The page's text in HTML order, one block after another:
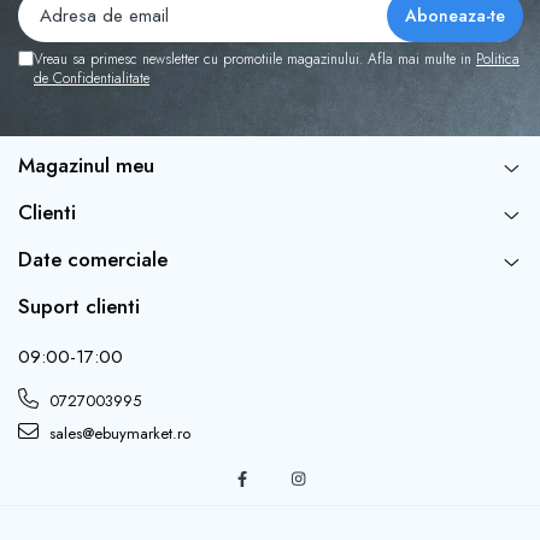
Vreau sa primesc newsletter cu promotiile magazinului. Afla mai multe in Politica
de Confidentialitate
Magazinul meu
Clienti
Date comerciale
Suport clienti
09:00-17:00
0727003995
sales@ebuymarket.ro